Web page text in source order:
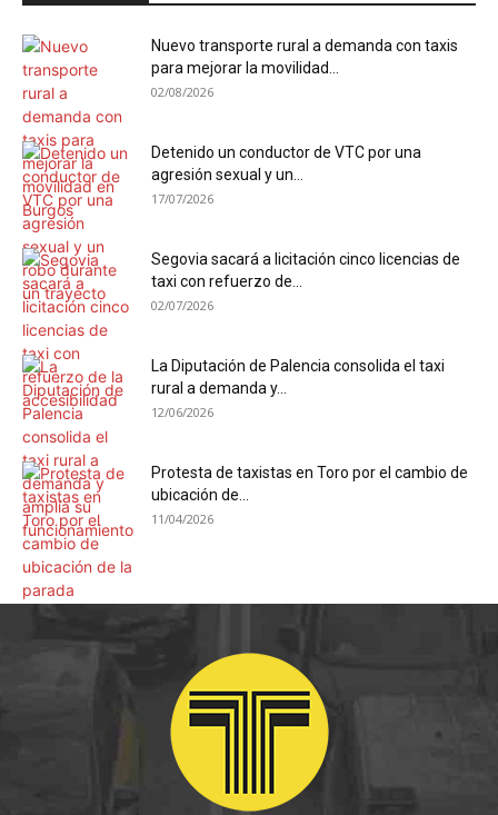
Nuevo transporte rural a demanda con taxis
para mejorar la movilidad...
02/08/2026
Detenido un conductor de VTC por una
agresión sexual y un...
17/07/2026
Segovia sacará a licitación cinco licencias de
taxi con refuerzo de...
02/07/2026
La Diputación de Palencia consolida el taxi
rural a demanda y...
12/06/2026
Protesta de taxistas en Toro por el cambio de
ubicación de...
11/04/2026